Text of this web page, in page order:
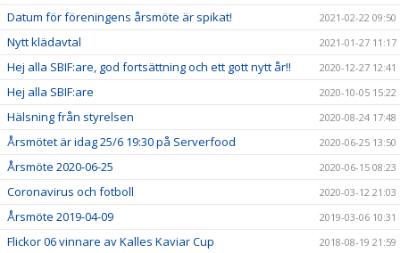
Datum för föreningens årsmöte är spikat! 2021-02-22 09:50
Nytt klädavtal 2021-01-27 11:17
Hej alla SBIF:are, god fortsättning och ett gott nytt år!! 2020-12-27 12:41
Hej alla SBIF:are 2020-10-05 15:22
Hälsning från styrelsen 2020-08-24 17:48
Årsmötet är idag 25/6 19:30 på Serverfood 2020-06-25 13:50
Årsmöte 2020-06-25 2020-06-15 08:23
Coronavirus och fotboll 2020-03-12 21:03
Årsmöte 2019-04-09 2019-03-06 10:31
Flickor 06 vinnare av Kalles Kaviar Cup 2018-08-19 21:59